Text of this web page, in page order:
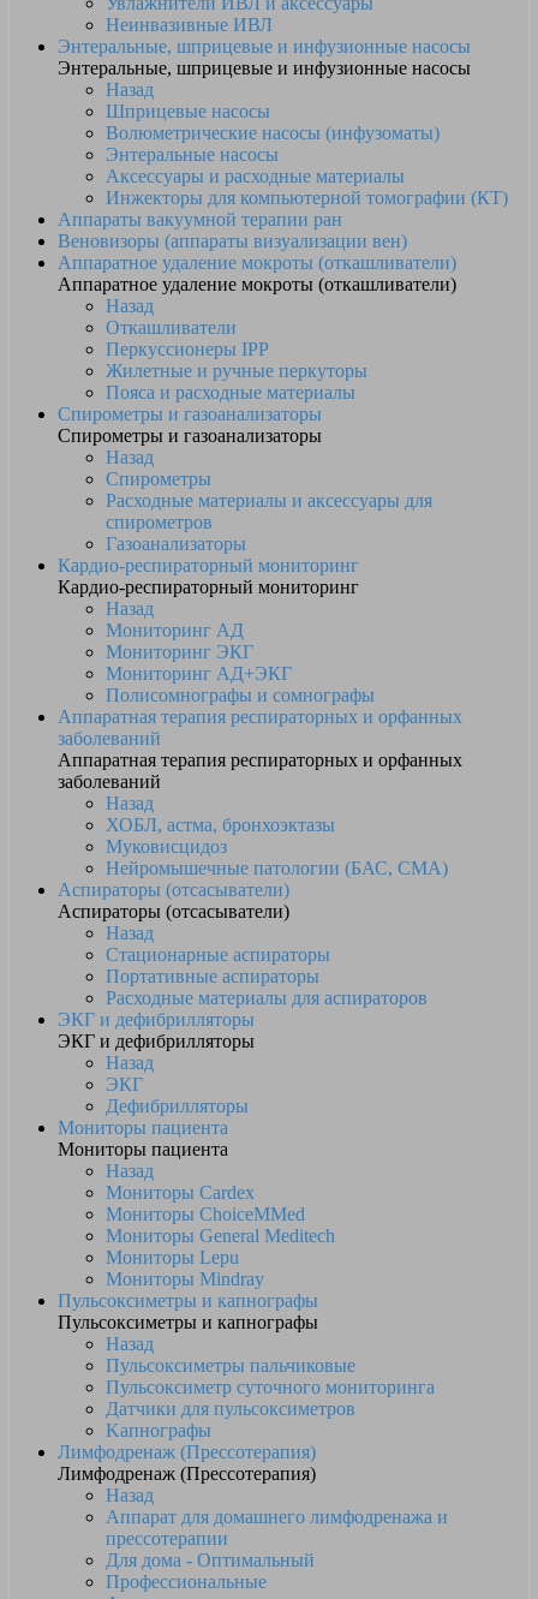
Неинвазивные ИВЛ
Энтеральные, шприцевые и инфузионные насосы
Энтеральные, шприцевые и инфузионные насосы
Назад
Шприцевые насосы
Волюметрические насосы (инфузоматы)
Энтеральные насосы
Аксессуары и расходные материалы
Инжекторы для компьютерной томографии (КТ)
Аппараты вакуумной терапии ран
Веновизоры (аппараты визуализации вен)
Аппаратное удаление мокроты (откашливатели)
Аппаратное удаление мокроты (откашливатели)
Назад
Откашливатели
Перкуссионеры IPP
Жилетные и ручные перкуторы
Пояса и расходные материалы
Спирометры и газоанализаторы
Спирометры и газоанализаторы
Назад
Спирометры
Расходные материалы и аксессуары для
спирометров
Газоанализаторы
Кардио-респираторный мониторинг
Кардио-респираторный мониторинг
Назад
Мониторинг АД
Мониторинг ЭКГ
Мониторинг АД+ЭКГ
Полисомнографы и сомнографы
Аппаратная терапия респираторных и орфанных
заболеваний
Аппаратная терапия респираторных и орфанных
заболеваний
Назад
ХОБЛ, астма, бронхоэктазы
Муковисцидоз
Нейромышечные патологии (БАС, СМА)
Аспираторы (отсасыватели)
Аспираторы (отсасыватели)
Назад
Стационарные аспираторы
Портативные аспираторы
Расходные материалы для аспираторов
ЭКГ и дефибрилляторы
ЭКГ и дефибрилляторы
Назад
ЭКГ
Дефибрилляторы
Мониторы пациента
Мониторы пациента
Назад
Мониторы Cardex
Мониторы ChoiceMMed
Мониторы General Meditech
Мониторы Lepu
Мониторы Mindray
Пульсоксиметры и капнографы
Пульсоксиметры и капнографы
Назад
Пульсоксиметры пальчиковые
Пульсоксиметр суточного мониторинга
Датчики для пульсоксиметров
Kапнографы
Лимфодренаж (Прессотерапия)
Лимфодренаж (Прессотерапия)
Назад
Аппарат для домашнего лимфодренажа и
прессотерапии
Для дома - Оптимальный
Профессиональные